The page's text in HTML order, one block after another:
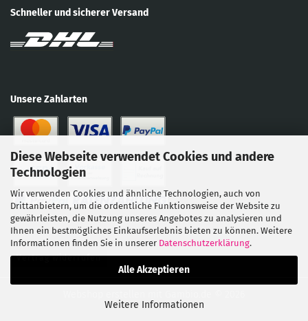
Diese Webseite verwendet Cookies und andere
Technologien
Wir verwenden Cookies und ähnliche Technologien, auch von
Drittanbietern, um die ordentliche Funktionsweise der Website zu
gewährleisten, die Nutzung unseres Angebotes zu analysieren und
Ihnen ein bestmögliches Einkaufserlebnis bieten zu können. Weitere
Informationen finden Sie in unserer Datenschutzerklärung.
Alle Akzeptieren
Weitere Informationen
Schneller und sicherer Versand
Unsere Zahlarten
Vertrag widerrufen